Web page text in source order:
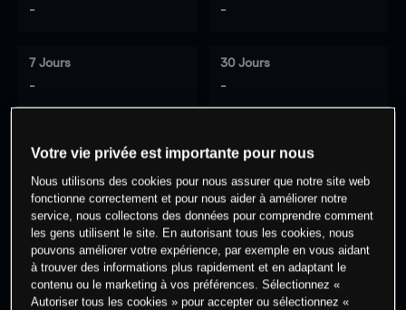
- -
7 Jours
-
30 Jours
-
0 % des clients ont une position à
cet actif
Commencez à trader
Votre vie privée est importante pour nous
Nous utilisons des cookies pour nous assurer que notre site web
fonctionne correctement et pour nous aider à améliorer notre
service, nous collectons des données pour comprendre comment
les gens utilisent le site. En autorisant tous les cookies, nous
pouvons améliorer votre expérience, par exemple en vous aidant
à trouver des informations plus rapidement et en adaptant le
contenu ou le marketing à vos préférences. Sélectionnez «
Autoriser tous les cookies » pour accepter ou sélectionnez «